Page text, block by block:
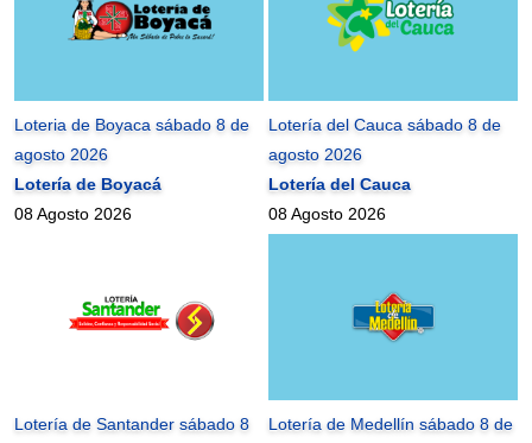
Loteria de Boyaca sábado 8 de
agosto 2026
Lotería de Boyacá
08 Agosto 2026
Lotería del Cauca sábado 8 de
agosto 2026
Lotería del Cauca
08 Agosto 2026
Lotería de Santander sábado 8
Lotería de Medellín sábado 8 de